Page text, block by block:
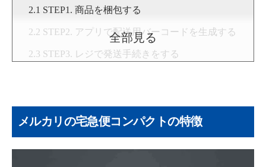
STEP1. 商品を梱包する
STEP2. アプリで配送用バーコードを生成する
STEP3. レジで発送手続きをする
メルカリの宅急便コンパクトは一律450円
宅急便コンパクトは専用BOXが必要（箱型・
全部見る
メルカリの宅急便コンパクトの特徴